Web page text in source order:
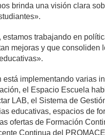
brinda una visión clara
trabajando en
mejoras y que consoliden
implementando varias
el Espacio Escuela
LAB, el Sistema de
educativas, espacios de
ofertas de Formación
Continua del